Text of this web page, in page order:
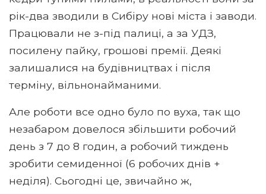
рік-два зводили в Сибіру нові міста і заводи.
Працювали не з-під палиці, а за УДЗ,
посилену пайку, грошові премії. Деякі
залишалися на будівництвах і після
терміну, вільнонайманими.
Але роботи все одно було по вуха, так що
незабаром довелося збільшити робочий
день з 7 до 8 годин, а робочий тиждень
зробити семиденної (6 робочих днів +
неділя). Сьогодні це, звичайно ж,